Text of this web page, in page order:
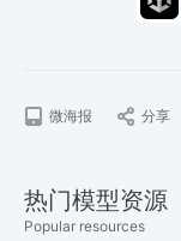
微海报 分享
热门模型资源
Popular resources